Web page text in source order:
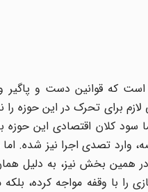
که قوانین دست و
برای تحرک در این حوزه
کلان اقتصادی این حوزه
تصدی اجرا نیز شده. اما
بخش نیز، به دلیل همان
را با وقفه مواجه کرده،